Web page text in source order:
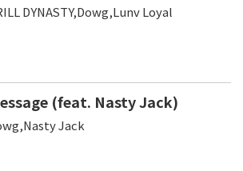
DYNASTY,Dowg,Lunv Loyal
(feat. Nasty Jack)
Jack